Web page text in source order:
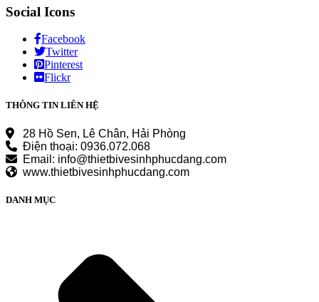
Social Icons
Facebook
Twitter
Pinterest
Flickr
THÔNG TIN LIÊN HỆ
28 Hồ Sen, Lê Chân, Hải Phòng
Điện thoại: 0936.072.068
Email: info@thietbivesinhphucdang.com
www.thietbivesinhphucdang.com
DANH MỤC